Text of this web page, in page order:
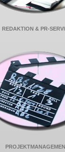
REDAKTION & PR-